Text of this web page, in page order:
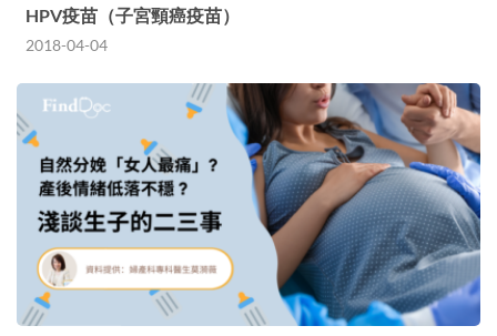
HPV疫苗（子宮頸癌疫苗）
2018-04-04